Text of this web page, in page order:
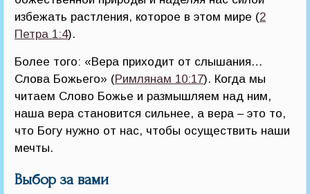
избежать растления, которое в этом мире (2
Петра 1:4).
Более того: «Вера приходит от слышания…
Слова Божьего» (Римлянам 10:17). Когда мы
читаем Слово Божье и размышляем над ним,
наша вера становится сильнее, а вера – это то,
что Богу нужно от нас, чтобы осуществить наши
мечты.
Выбор за вами